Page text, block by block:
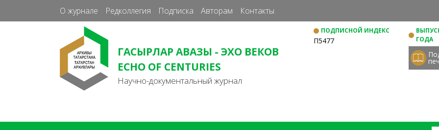
к
основному
О журнале Редколлегия Подписка Авторам Контакты
ГАСЫРЛАР АВАЗЫ - ЭХО ВЕКОВ
ECHO OF CENTURIES
Научно-документальный журнал
ПОДПИСНОЙ ИНДЕКС
П5477
ГОДА